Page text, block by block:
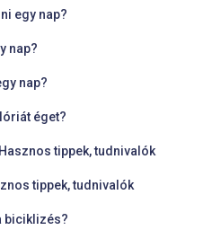
egy nap?
nap?
nap?
éget?
tippek, tudnivalók
tippek, tudnivalók
biciklizés?